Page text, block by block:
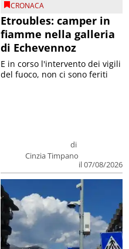
CRONACA
Etroubles: camper in
fiamme nella galleria
di Echevennoz
di
Cinzia Timpano
il 07/08/2026
E in corso l'intervento dei vigili
del fuoco, non ci sono feriti